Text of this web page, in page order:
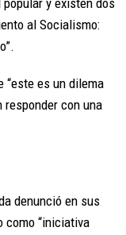
y existen dos
al Socialismo:
“este es un dilema
con una
denunció en sus
como “iniciativa